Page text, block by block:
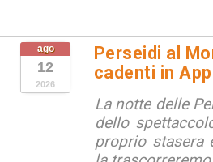
ago
12
2026
Perseidi al
cadenti in
La notte delle
dello
proprio stasera